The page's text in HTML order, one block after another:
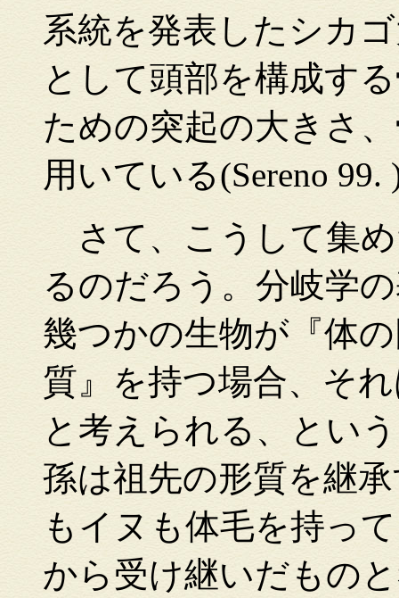
系統を発表したシカ
として頭部を構成す
ための突起の大きさ
用いている(Sereno 99.
さて、こうして集
るのだろう。分岐学
幾つかの生物が『体
質』を持つ場合、そ
と考えられる、とい
孫は祖先の形質を継
もイヌも体毛を持っ
から受け継いだもの